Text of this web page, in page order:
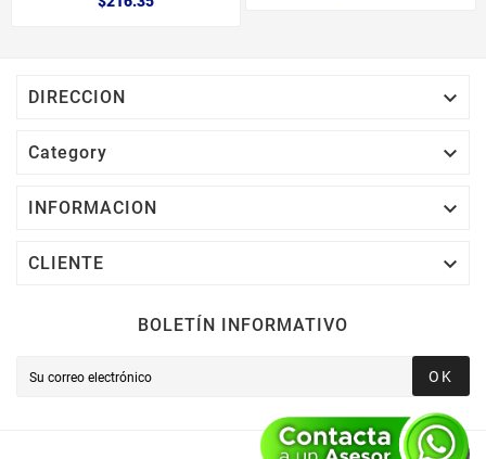
DIRECCION 
Category 
INFORMACION 
CLIENTE 
BOLETÍN INFORMATIVO
OK